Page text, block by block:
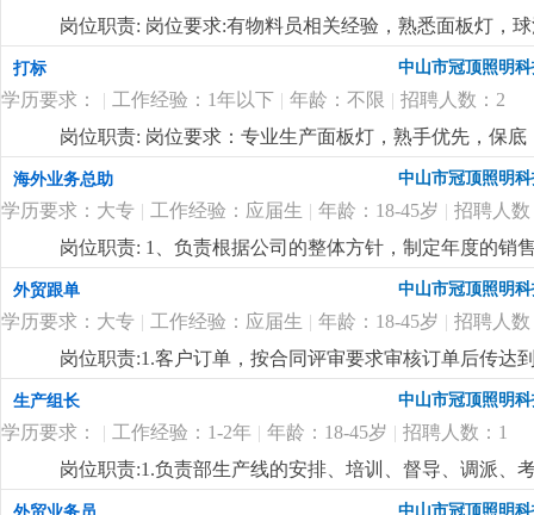
岗位职责: 岗位要求:有物料员相关经验，熟悉面板灯，
打标 中山市冠顶照明
学历要求： | 工作经验：1年以下 | 年龄：不限 | 招聘人数：2
岗位职责: 岗位要求：专业生产面板灯，熟手优先，保
吃包住，不吃不住补贴400元，每月设有全勤奖100/月
海外业务总助 中山市冠顶照明
学历要求：大专 | 工作经验：应届生 | 年龄：18-45岁 | 招聘人数
岗位职责: 1、负责根据公司的整体方针，制定年度的销
2、负责开拓新客户，维护老客户，对新老客户进行公
员协调各个部门的关系，使业务工作可以畅通进行；4
排、业务培训等，并对业务员的工作方式进行指导，监
完成情况对其进行考核，向公司提交业务人员的奖惩建
实施各种促销、宣传活动。岗位要求:1.男性，18-45岁
作地点在国外，薪资10000+，具体的以面谈为准更详细...
外贸跟单 中山市冠顶照明
学历要求：大专 | 工作经验：应届生 | 年龄：18-45岁 | 招聘人数
岗位职责:1.客户订单，按合同评审要求审核订单后传达
2.根据生产部反馈信息掌握生产进度及欠料、品质问题
安排生产，跟踪样品进度及客户确认结果。安排送样、
知相关部门5.客户资信、客户订单、文件分发的整理和
记、初步处理、信息传递及处理结果跟踪7.经常与客户
wod等办公软件；。自制成品输入、输出月结及成品电
生产组长 中山市冠顶照明
学历要求： | 工作经验：1-2年 | 年龄：18-45岁 | 招聘人数：1
岗位职责:1.负责部生产线的安排、培训、督导、调派、
掌握属员之心态与动向，及时反映属员之情况，并研拟
中山市冠顶照明